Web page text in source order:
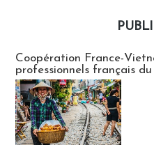
Coopération France-
professionnels français